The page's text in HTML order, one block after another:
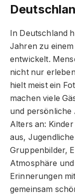
In Deutschland
Jahren zu
entwickelt.
nicht nur
hielt meist ein
machen viele
und persönliche
Alters an:
aus,
Gruppenbilder,
Atmosphäre
Erinnerungen
gemeinsam